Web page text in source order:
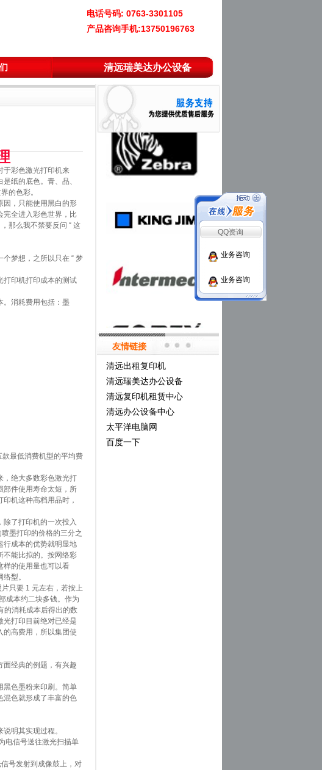
QQ资询
业务咨询
业务咨询
电话号码: 0763-3301105
产品咨询手机:13750196763
清远瑞美达办公设备
于彩色激光打印机来
纸的底色。青、品、
的色彩。
因，只能使用黑白的形
完全进入彩色世界，比
那么我不禁要反问 “ 这
梦想，之所以只在 “ 梦
印机打印成本的测试
消耗费用包括：墨
最低消费机型的平均费
绝大多数彩色激光打
部件使用寿命太短，所
机这种高档用品时，
了打印机的一次投入
墨打印的价格的三分之
行成本的优势就明显地
不能比拟的。按网络彩
样的使用量也可以看
型。
只要 1 元左右，若按上
成本约二块多钱。作为
的消耗成本后得出的数
光打印目前绝对已经是
的高费用，所以集团使
面经典的例题，有兴趣
色墨粉来印刷。简单
混色就形成了丰富的色
明其实现过程。
信号送往激光扫描单
号发射到成像鼓上，对
友情链接
清远出租复印机
清远瑞美达办公设备
清远复印机租赁中心
清远办公设备中心
太平洋电脑网
百度一下